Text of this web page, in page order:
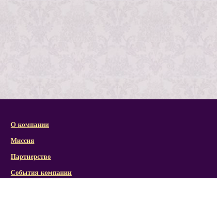
О компании
Миссия
Партнерство
События компании